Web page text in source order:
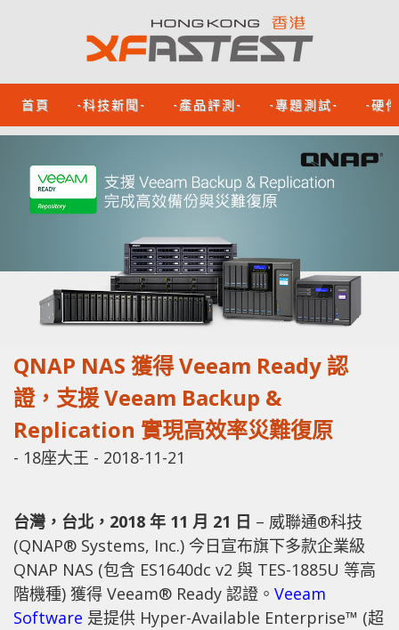
首頁 -科技新聞- -產品評測- -專題測試- -硬
QNAP NAS 獲得 Veeam Ready 認
證，支援 Veeam Backup &
Replication 實現高效率災難復原
- 18座大王 - 2018-11-21
台灣，台北，2018 年 11 月 21 日 – 威聯通®科技
(QNAP® Systems, Inc.) 今日宣布旗下多款企業級
QNAP NAS (包含 ES1640dc v2 與 TES-1885U 等高
階機種) 獲得 Veeam® Ready 認證。 Veeam
Software 是提供 Hyper-Available Enterprise™ (超